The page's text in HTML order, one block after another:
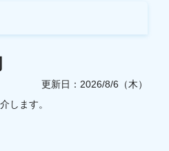
更新日： 2026/8/6（木）
します。